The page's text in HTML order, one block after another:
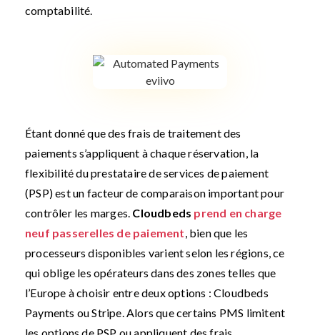
comptabilité.
Étant donné que des frais de traitement des
paiements s’appliquent à chaque réservation, la
flexibilité du prestataire de services de paiement
(PSP) est un facteur de comparaison important pour
contrôler les marges. Cloudbeds prend en charge
neuf passerelles de paiement, bien que les
processeurs disponibles varient selon les régions, ce
qui oblige les opérateurs dans des zones telles que
l’Europe à choisir entre deux options : Cloudbeds
Payments ou Stripe. Alors que certains PMS limitent